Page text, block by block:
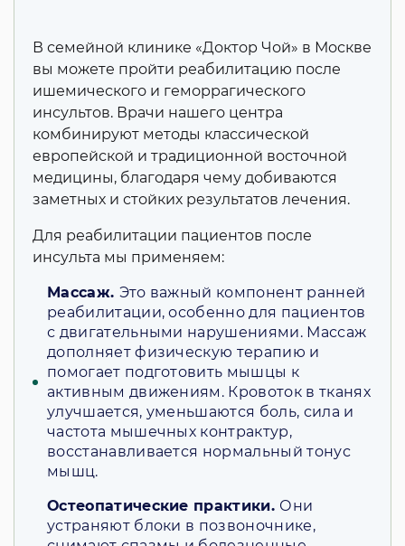
В семейной клинике «Доктор Чой» в Москве
вы можете пройти реабилитацию после
ишемического и геморрагического
инсультов. Врачи нашего центра
комбинируют методы классической
европейской и традиционной восточной
медицины, благодаря чему добиваются
заметных и стойких результатов лечения.
Для реабилитации пациентов после
инсульта мы применяем:
Массаж. Это важный компонент ранней
реабилитации, особенно для пациентов
с двигательными нарушениями. Массаж
дополняет физическую терапию и
помогает подготовить мышцы к
активным движениям. Кровоток в тканях
улучшается, уменьшаются боль, сила и
частота мышечных контрактур,
восстанавливается нормальный тонус
мышц.
Остеопатические практики. Они
устраняют блоки в позвоночнике,